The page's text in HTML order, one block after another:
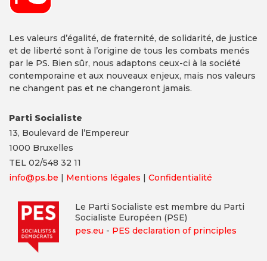
Les valeurs d’égalité, de fraternité, de solidarité, de justice
et de liberté sont à l’origine de tous les combats menés
par le PS. Bien sûr, nous adaptons ceux-ci à la société
contemporaine et aux nouveaux enjeux, mais nos valeurs
ne changent pas et ne changeront jamais.
Parti Socialiste
13, Boulevard de l’Empereur
1000 Bruxelles
TEL 02/548 32 11
info@ps.be | Mentions légales | Confidentialité
Le Parti Socialiste est membre du Parti
Socialiste Européen (PSE)
pes.eu - PES declaration of principles